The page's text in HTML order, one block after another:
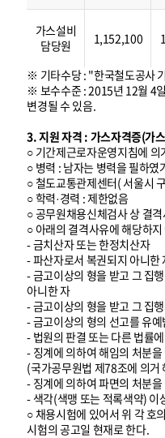
가스설비
담당원
1,152,100
※ 기타수당 : "한국철도공사
※ 보수수준 : 2015년 12월 4
변경될 수 있음.
3. 지원 자격 : 가스자격증(가
○ 기간제근로자운영지침에
○ 병력 : 남자는 병력을 필하였
○ 철도교통관제센터( 서울시
○ 학력·경력 : 제한없음
○ 공무원채용신체검사 상 결
○ 아래의 결격사유에 해당하
- 금치산자 또는 한정치산자
- 파산자로서 복권되지 아니한
- 금고이상의 형을 받고 그 집
아니한 자
- 금고이상의 형을 받고 그 집
- 금고이상의 형의 선고를 유
- 법원의 판결 또는 다른 법률
- 징계에 의하여 해임의 처분
(국가공무원법 제78조에 의거
- 징계에 의하여 파면의 처분
- 색각(색맹 또는 적록색약) 이
○ 채용시험에 있어서 위 각 호
시험의 공고일 현재로 한다.